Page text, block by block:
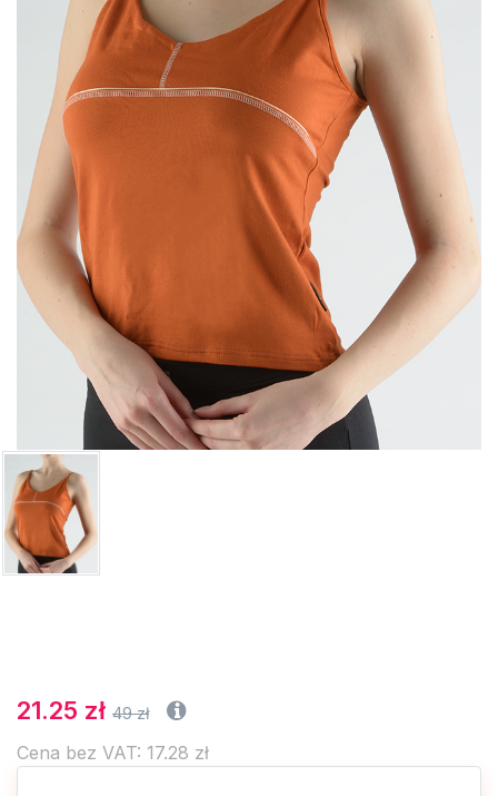
21.25 zł 49 zł
Cena bez VAT: 17.28 zł